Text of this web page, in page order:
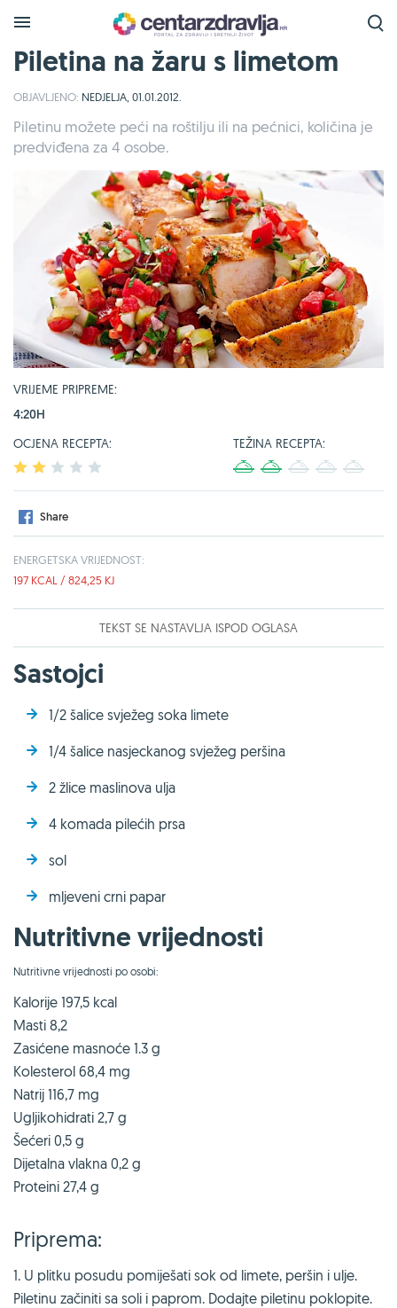
Piletina na žaru s limetom
OBJAVLJENO: NEDJELJA, 01.01.2012.
Piletinu možete peći na roštilju ili na pećnici, količina je
predviđena za 4 osobe.
VRIJEME PRIPREME:
4:20H
OCJENA RECEPTA:
2 3 4
TEŽINA RECEPTA:
4
Share
ENERGETSKA VRIJEDNOST:
197 KCAL / 824,25 KJ
TEKST SE NASTAVLJA ISPOD OGLASA
Sastojci
1/2 šalice svježeg soka limete
1/4 šalice nasjeckanog svježeg peršina
2 žlice maslinova ulja
4 komada pilećih prsa
sol
mljeveni crni papar
Nutritivne vrijednosti
Nutritivne vrijednosti po osobi:
Kalorije 197,5 kcal
Masti 8,2
Zasićene masnoće 1.3 g
Kolesterol 68,4 mg
Natrij 116,7 mg
Ugljikohidrati 2,7 g
Šećeri 0,5 g
Dijetalna vlakna 0,2 g
Proteini 27,4 g
Priprema:
1. U plitku posudu pomiješati sok od limete, peršin i ulje.
Piletinu začiniti sa soli i paprom. Dodajte piletinu poklopite.